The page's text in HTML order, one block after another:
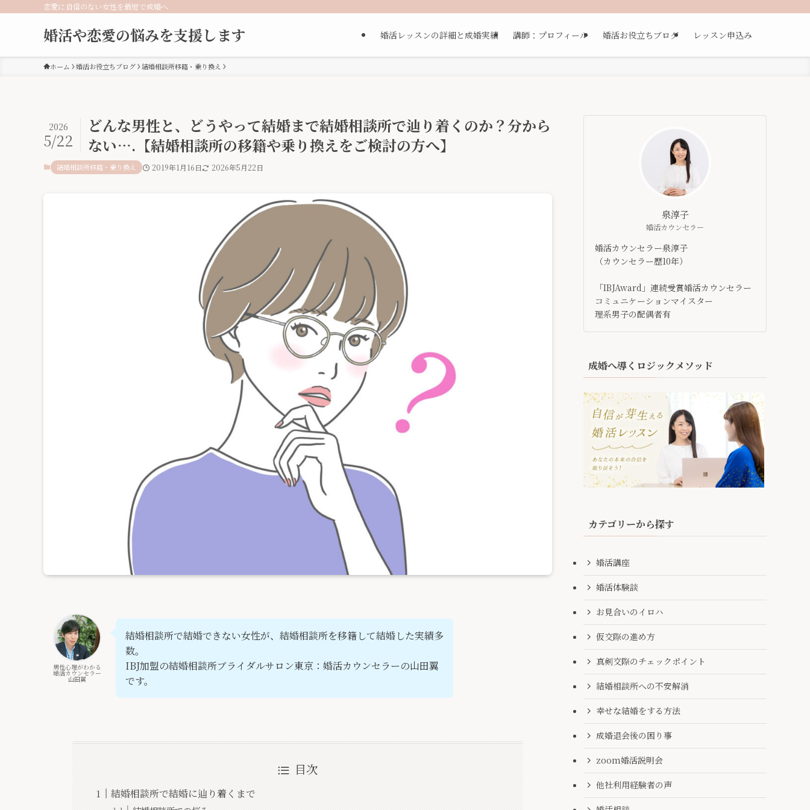
恋愛に自信のない女性を最短で成婚へ
婚活や恋愛の悩みを支援します 婚活レッスンの詳細と成婚実績 講師：プロフィール 婚活お役立ちブログ レッスン申込み
ホーム 婚活お役立ちブログ 結婚相談所移籍・乗り換え
どんな男性と、どうやって結婚まで結婚相談所で辿り着くのか？分から
ない….【結婚相談所の移籍や乗り換えをご検討の方へ】
2026
5/22
結婚相談所移籍・乗り換え 2019年1月16日 2026年5月22日
男性心理がわかる
婚活カウンセラー
山田翼
結婚相談所で結婚できない女性が、結婚相談所を移籍して結婚した実績多
数。
IBJ加盟の結婚相談所ブライダルサロン東京：婚活カウンセラーの山田翼
です。
目次
結婚相談所で結婚に辿り着くまで
泉淳子
婚活カウンセラー
婚活カウンセラー泉淳子
（カウンセラー歴10年）
「IBJAward」連続受賞婚活カウンセラー
コミュニケーションマイスター
理系男子の配偶者有
成婚へ導くロジックメソッド
カテゴリーから探す
婚活講座
婚活体験談
お見合いのイロハ
仮交際の進め方
真剣交際のチェックポイント
結婚相談所への不安解消
幸せな結婚をする方法
成婚退会後の困り事
zoom婚活説明会
他社利用経験者の声